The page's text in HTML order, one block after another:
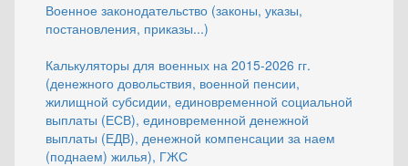
Военное законодательство (законы, указы,
постановления, приказы...)
Калькуляторы для военных на 2015-2026 гг.
(денежного довольствия, военной пенсии,
жилищной субсидии, единовременной социальной
выплаты (ЕСВ), единовременной денежной
выплаты (ЕДВ), денежной компенсации за наем
(поднаем) жилья), ГЖС